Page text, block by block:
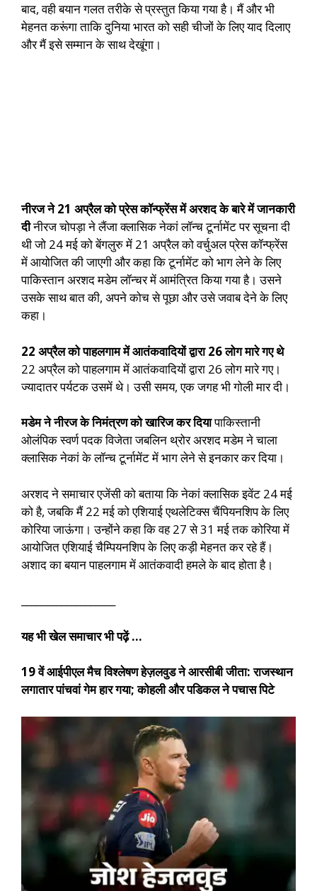
बाद, वही बयान गलत तरीके से प्रस्तुत किया गया है। मैं और भी
मेहनत करूंगा ताकि दुनिया भारत को सही चीजों के लिए याद दिलाए
और मैं इसे सम्मान के साथ देखूंगा।
नीरज ने 21 अप्रैल को प्रेस कॉन्फ्रेंस में अरशद के बारे में जानकारी
दीनीरज चोपड़ा ने लैंजा क्लासिक नेकां लॉन्च टूर्नामेंट पर सूचना दी
थी जो 24 मई को बेंगलुरु में 21 अप्रैल को वर्चुअल प्रेस कॉन्फ्रेंस
में आयोजित की जाएगी और कहा कि टूर्नामेंट को भाग लेने के लिए
पाकिस्तान अरशद मडेम लॉन्चर में आमंत्रित किया गया है। उसने
उसके साथ बात की, अपने कोच से पूछा और उसे जवाब देने के लिए
कहा।
22 अप्रैल को पाहलगाम में आतंकवादियों द्वारा 26 लोग मारे गए थे
22 अप्रैल को पाहलगाम में आतंकवादियों द्वारा 26 लोग मारे गए।
ज्यादातर पर्यटक उसमें थे। उसी समय, एक जगह भी गोली मार दी।
मडेम ने नीरज के निमंत्रण को खारिज कर दियापाकिस्तानी
ओलंपिक स्वर्ण पदक विजेता जबलिन थ्रोर अरशद मडेम ने चाला
क्लासिक नेकां के लॉन्च टूर्नामेंट में भाग लेने से इनकार कर दिया।
अरशद ने समाचार एजेंसी को बताया कि नेकां क्लासिक इवेंट 24 मई
को है, जबकि मैं 22 मई को एशियाई एथलेटिक्स चैंपियनशिप के लिए
कोरिया जाऊंगा। उन्होंने कहा कि वह 27 से 31 मई तक कोरिया में
आयोजित एशियाई चैम्पियनशिप के लिए कड़ी मेहनत कर रहे हैं।
अशाद का बयान पाहलगाम में आतंकवादी हमले के बाद होता है।
यह भी खेल समाचार भी पढ़ें …
19 वें आईपीएल मैच विश्लेषण हेज़लवुड ने आरसीबी जीता: राजस्थान
लगातार पांचवां गेम हार गया; कोहली और पडिकल ने पचास पिटे